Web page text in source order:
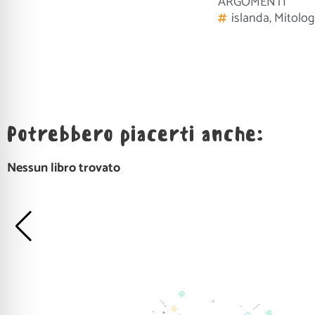
islanda,
Potrebbero piacerti anche:
Nessun libro trovato